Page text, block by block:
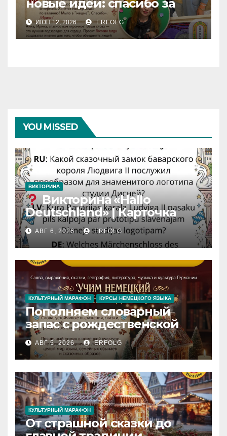
новые идеи: спасибо за
вашу теплоту!
ИЮН 12, 2026 ERFOLG
YOU MISSED
ВИКТОРИНА
Викторина «Hallo
Deutschland» | Карточка
№46
Замок вдохновения
Iedvesmas pils / Schloss der
Inspiration
АВГ 6, 2026 ERFOLG
КУЛЬТУРНЫЙ МАРАФОН КУРСЫ НЕМЕЦКОГО ЯЗЫКА
Пополняем словарный
запас с рождественской
сказкой! Учим немецкий
вместе с Lebkuchenhaus
АВГ 5, 2026 ERFOLG
КУЛЬТУРНЫЙ МАРАФОН
От страшной сказки до